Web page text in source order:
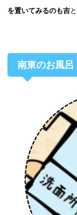
を置いてみるのも吉
南東のお風呂